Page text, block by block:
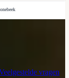
vragen